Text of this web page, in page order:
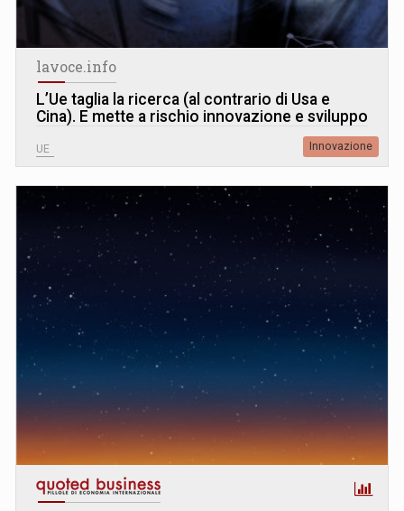
lavoce.info
L’Ue taglia la ricerca (al contrario di Usa e
Cina). E mette a rischio innovazione e sviluppo
UE Innovazione